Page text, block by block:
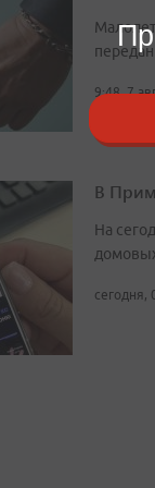
9:48, 7
В
На
сегодня,